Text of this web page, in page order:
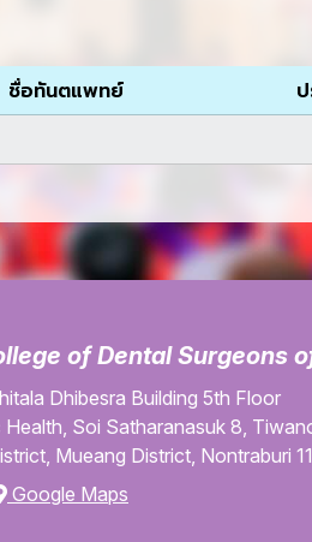
ชื่อทันตแพทย์ ป
of Dental Surgeons
Dhibesra Building 5th Floor
Soi Satharanasuk 8,
Mueang District, Nontraburi
Google Maps